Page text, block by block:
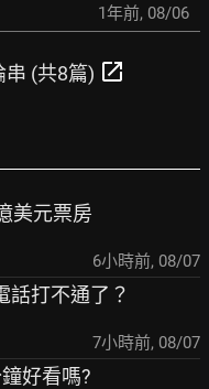
1年前, 08/06
(共8篇) open_in_new
美元票房
6小時前, 08/07
話打不通了？
7小時前, 08/07
好看嗎?